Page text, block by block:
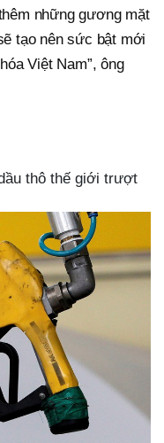
những gương mặt
tạo nên sức bật mới
Việt Nam”, ông
thô thế giới trượt